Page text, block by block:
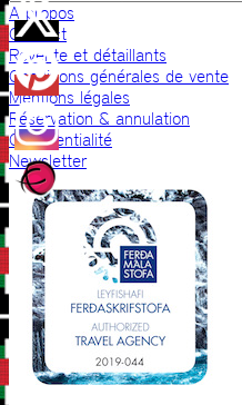
A propos
Contact
Revente et détaillants
Conditions générales de vente
Mentions légales
Réservation & annulation
Confidentialité
Newsletter